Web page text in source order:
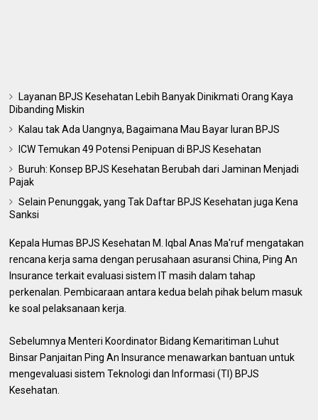
Layanan BPJS Kesehatan Lebih Banyak Dinikmati Orang Kaya
Dibanding Miskin
Kalau tak Ada Uangnya, Bagaimana Mau Bayar Iuran BPJS
ICW Temukan 49 Potensi Penipuan di BPJS Kesehatan
Buruh: Konsep BPJS Kesehatan Berubah dari Jaminan Menjadi
Pajak
Selain Penunggak, yang Tak Daftar BPJS Kesehatan juga Kena
Sanksi
Kepala Humas BPJS Kesehatan M. Iqbal Anas Ma'ruf mengatakan
rencana kerja sama dengan perusahaan asuransi China, Ping An
Insurance terkait evaluasi sistem IT masih dalam tahap
perkenalan. Pembicaraan antara kedua belah pihak belum masuk
ke soal pelaksanaan kerja.
Sebelumnya Menteri Koordinator Bidang Kemaritiman Luhut
Binsar Panjaitan Ping An Insurance menawarkan bantuan untuk
mengevaluasi sistem Teknologi dan Informasi (TI) BPJS
Kesehatan.